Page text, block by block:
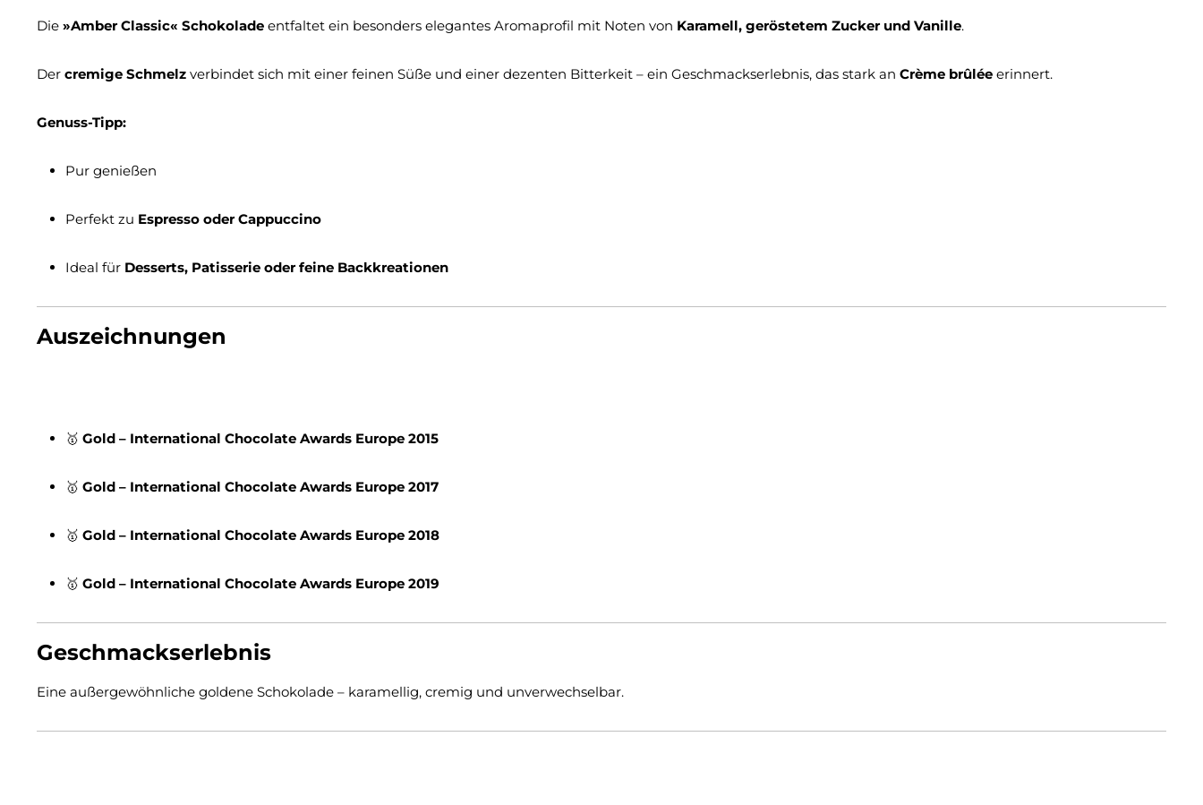
Die »Amber Classic« Schokolade entfaltet ein besonders elegantes Aromaprofil mit Noten von Karamell, geröstetem Zucker und Vanille.
Der cremige Schmelz verbindet sich mit einer feinen Süße und einer dezenten Bitterkeit – ein Geschmackserlebnis, das stark an Crème brûlée erinnert.
Genuss-Tipp:
Pur genießen
Perfekt zu Espresso oder Cappuccino
Ideal für Desserts, Patisserie oder feine Backkreationen
Auszeichnungen
🥇 Gold – International Chocolate Awards Europe 2015
🥇 Gold – International Chocolate Awards Europe 2017
🥇 Gold – International Chocolate Awards Europe 2018
🥇 Gold – International Chocolate Awards Europe 2019
Geschmackserlebnis
Eine außergewöhnliche goldene Schokolade – karamellig, cremig und unverwechselbar.